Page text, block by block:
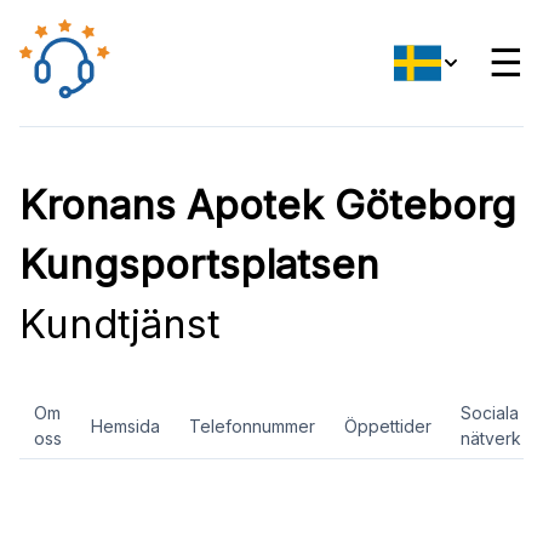
☰
Kronans Apotek Göteborg
Kungsportsplatsen
Kundtjänst
Om
oss
Hemsida Telefonnummer Öppettider
Sociala
nätverk